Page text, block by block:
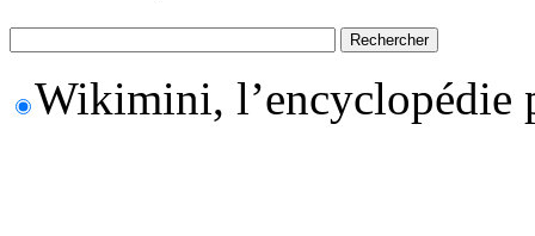
Wikimini, l’encyclopédie